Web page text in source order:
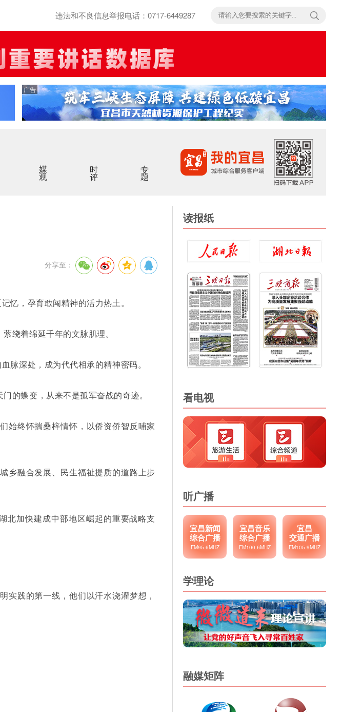
违法和不良信息举报电话：0717-6449287
广告
媒观 时评 专题
分享至：
忆，孕育敢闯精神的活力热土。
绕着绵延千年的文脉肌理。
脉深处，成为代代相承的精神密码。
的蝶变，从来不是孤军奋战的奇迹。
始终怀揣桑梓情怀，以侨资侨智反哺家
乡融合发展、民生福祉提质的道路上步
北加快建成中部地区崛起的重要战略支
实践的第一线，他们以汗水浇灌梦想，
读报纸
看电视
听广播
宜昌新闻
综合广播
FM95.6MHZ
宜昌音乐
综合广播
FM100.6MHZ
宜昌
交通广播
FM105.9MHZ
学理论
融媒矩阵